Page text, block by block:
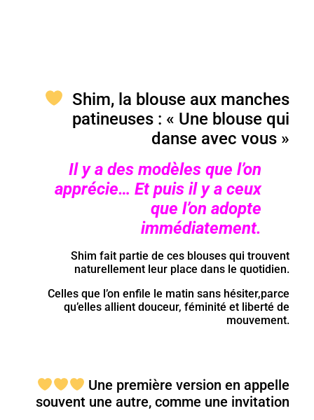
Shim, la blouse aux manches
patineuses : « Une blouse qui
danse avec vous »
Il y a des modèles que l’on
apprécie… Et puis il y a ceux
que l’on adopte
immédiatement.
Shim fait partie de ces blouses qui trouvent
naturellement leur place dans le quotidien.
Celles que l’on enfile le matin sans hésiter,parce
qu’elles allient douceur, féminité et liberté de
mouvement.
Une première version en appelle
souvent une autre, comme une invitation